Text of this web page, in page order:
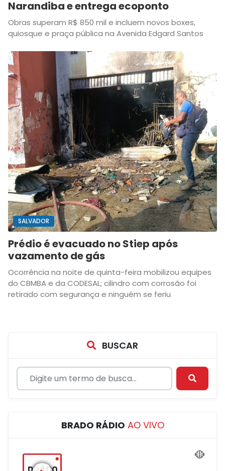
Narandiba e entrega ecoponto
Obras superam R$ 850 mil e incluem novos boxes,
quiosque e praça pública na Avenida Edgard Santos
SALVADOR
Prédio é evacuado no Stiep após
vazamento de gás
Ocorrência na noite de quinta-feira mobilizou equipes
do CBMBA e da CODESAL; cilindro com corrosão foi
retirado com segurança e ninguém se feriu
BUSCAR
BRADO RÁDIO AO VIVO